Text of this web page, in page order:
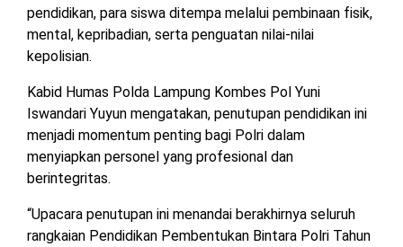
BAWANG
TULANG
BAWANG
BARAT
WAYKANAN
DPRD
MESUJI
DPRD
PESISIR
BARAT
DPRD
TULANG
BAWANG
pendidikan, para siswa ditempa melalui pembinaan fisik,
mental, kepribadian, serta penguatan nilai-nilai
kepolisian.
Kabid Humas Polda Lampung Kombes Pol Yuni
Iswandari Yuyun mengatakan, penutupan pendidikan ini
menjadi momentum penting bagi Polri dalam
menyiapkan personel yang profesional dan
berintegritas.
“Upacara penutupan ini menandai berakhirnya seluruh
rangkaian Pendidikan Pembentukan Bintara Polri Tahun